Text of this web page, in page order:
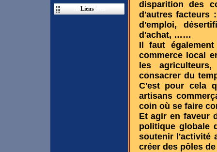
Lienscueil
disparition des
d'autres facteurs
d'emploi,
d'achat, ……
Il faut
commerce local
les
consacrer du
C'est pour cela
artisans
coin où se faire
Et agir en faveur
politique globale
soutenir l'activité
créer des pôles